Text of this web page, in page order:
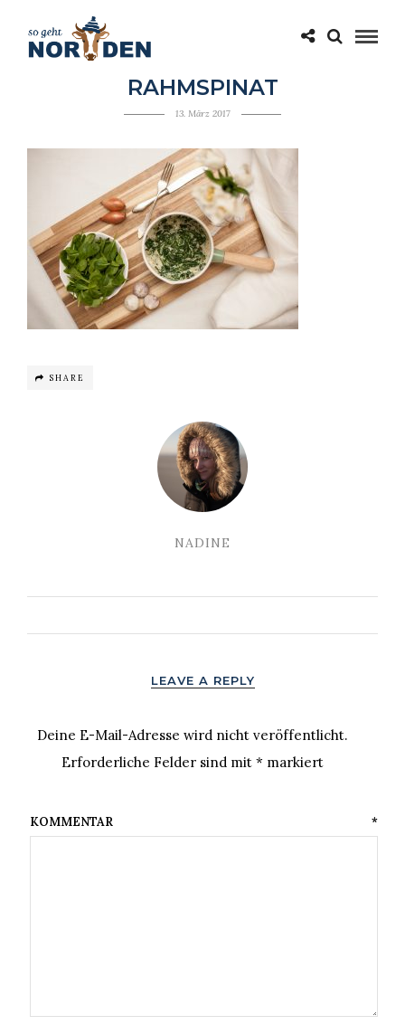
RAHMSPINAT
13. März 2017
SHARE
NADINE
LEAVE A REPLY
Deine E-Mail-Adresse wird nicht veröffentlicht.
Erforderliche Felder sind mit* markiert
KOMMENTAR *